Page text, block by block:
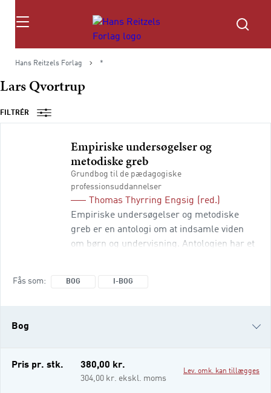
Søg
Hans Reitzels Forlag *
Lars Qvortrup
FILTRÉR
Empiriske undersøgelser og
metodiske greb
Grundbog til de pædagogiske
professionsuddannelser
Thomas Thyrring Engsig
(red.)
Empiriske undersøgelser og metodiske
greb er en antologi om at indsamle viden
om børn og undervisning. Antologien har et
Fås som BOG I-BOG
Bog
i-bog
Pris pr. stk. 380,00 kr.
304,00 kr. ekskl. moms
Lev. omk. kan tillægges